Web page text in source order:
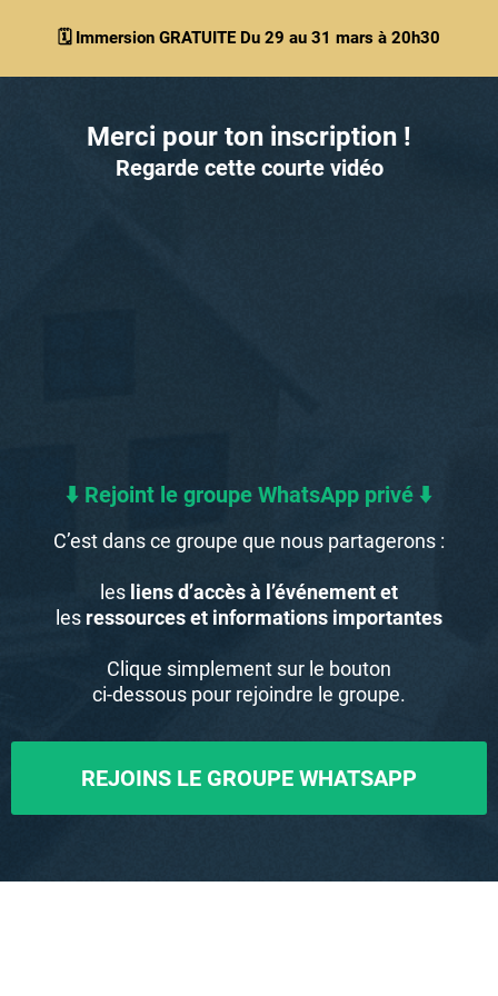
🗓️ Immersion GRATUITE Du 29 au 31 mars à 20h30
Merci pour ton inscription !
Regarde cette courte vidéo
⬇️ Rejoint le groupe WhatsApp privé ⬇️
C’est dans ce groupe que nous partagerons :
les liens d’accès à l’événement et
les ressources et informations importantes
Clique simplement sur le bouton
ci-dessous pour rejoindre le groupe.
REJOINS LE GROUPE WHATSAPP